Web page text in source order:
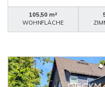
105,50 m²
WOHNFLÄCHE